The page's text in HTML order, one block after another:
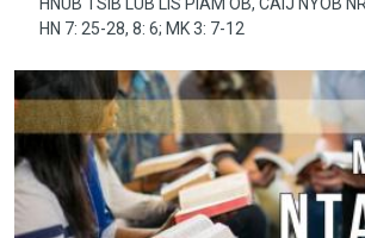
HN 7: 25-28, 8: 6; MK 3: 7-12